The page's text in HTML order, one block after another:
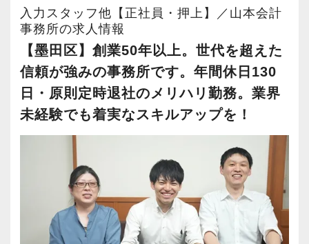
入力スタッフ他【正社員・押上】／山本会計
事務所の求人情報
【墨田区】創業50年以上。世代を超えた
信頼が強みの事務所です。年間休日130
日・原則定時退社のメリハリ勤務。業界
未経験でも着実なスキルアップを！